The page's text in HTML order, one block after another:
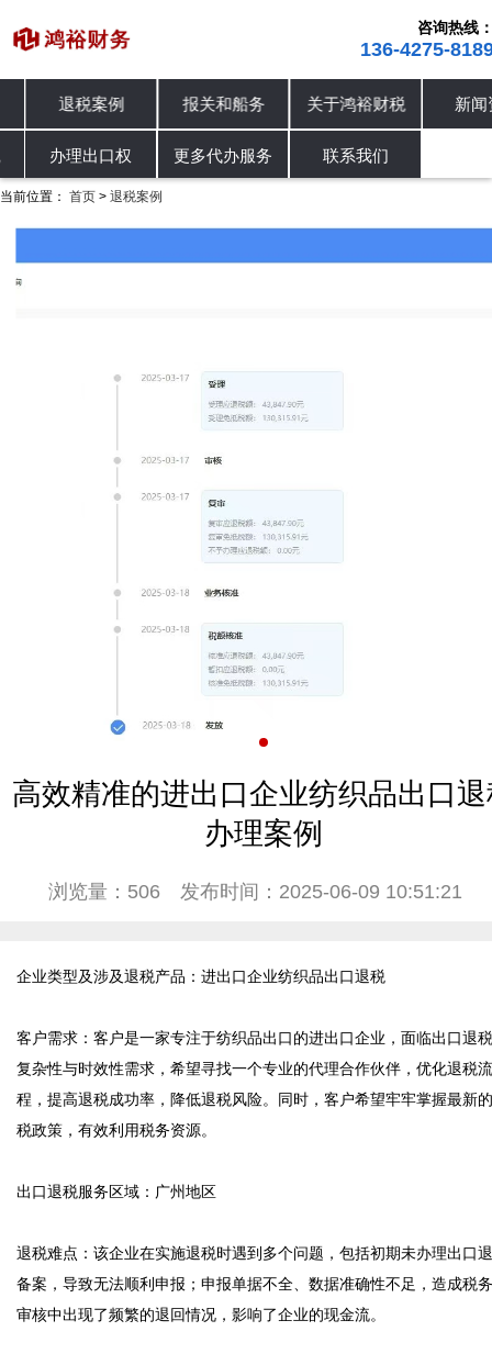
咨询热线
136-4275-
退税案例
办理出口权
报关和船务
更多代办服务
关于鸿裕财税
联系我们
新闻资
进出口退税 退税案例 办理出口权
当前位置： 首页 > 退税案例
高效精准的进出口企业纺织品出口
办理案例
浏览量：506 发布时间：2025-06-09 10:51:21
企业类型及涉及退税产品：进出口企业纺织品出口退税
客户需求：客户是一家专注于纺织品出口的进出口企业，面临出口退
复杂性与时效性需求，希望寻找一个专业的代理合作伙伴，优化退税流
程，提高退税成功率，降低退税风险。同时，客户希望牢牢掌握最新
税政策，有效利用税务资源。
出口退税服务区域：广州地区
退税难点：该企业在实施退税时遇到多个问题，包括初期未办理出口
备案，导致无法顺利申报；申报单据不全、数据准确性不足，造成税
审核中出现了频繁的退回情况，影响了企业的现金流。